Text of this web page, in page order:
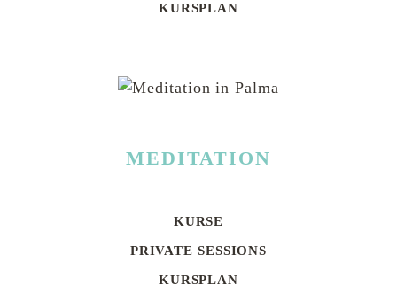
KURSPLAN
MEDITATION
Navigation
überspringen
KURSE
PRIVATE SESSIONS
KURSPLAN